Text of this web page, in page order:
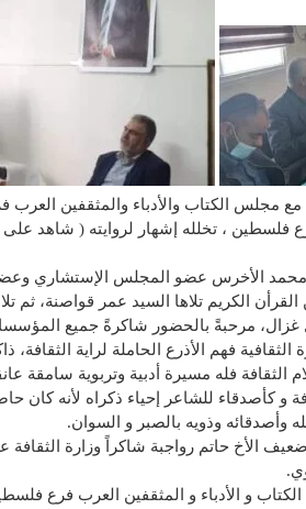
مع مجلس الكتاب والأدباء والمثقفين
فرع فلسطين ، تخلله إشهار لروايته ( شاهد
محمد الأخرس عضو المجلس الإستشاري
الكريم تلاها السيد عمر قواصنة، ثم
غزال، مرحبةً بالحضور شاكرةً جميع
فهم الأذرع الحاملة لراية الثقافة،
فله مسيرة أدبية وتربوية سامقة
و كأصدقاء للشاعر إحياء ذكراه لأنه كان
وأصدقائه وذويه بالصبر و السوان.
الأخ حاتم رواجبة شاكراً وزارة الثقافة
و الأدباء و المثقفين العرب فرع فلسطين